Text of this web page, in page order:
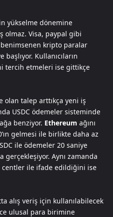
yükselme dönemine
olmaz. Visa, paypal gibi
kripto paralar
Kullanıcıların
tercih etmeleri ise gittikçe
talep arttıkça yeni iş
USDC ödemeler sisteminde
benziyor. Ethereum ağını
gelmesi ile birlikte daha az
ile ödemeler 20 saniye
gerçekleşiyor. Aynı zamanda
centler ile ifade edildiğini ise
alış veriş için kullanılabilecek
ulusal para birimine